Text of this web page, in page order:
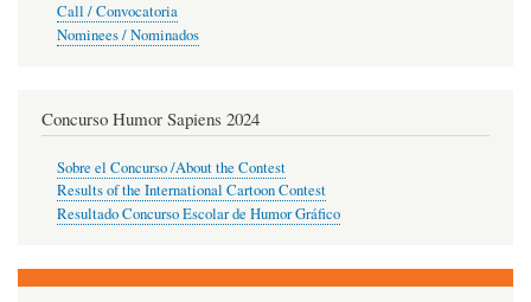
Call / Convocatoria
Nominees / Nominados
Concurso Humor Sapiens 2024
Sobre el Concurso /About the Contest
Results of the International Cartoon Contest
Resultado Concurso Escolar de Humor Gráfico